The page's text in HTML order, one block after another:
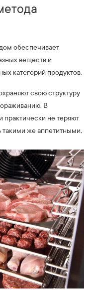
обеспечивает
веществ и
категорий продуктов.
свою структуру
В
практически не теряют
такими же аппетитными,